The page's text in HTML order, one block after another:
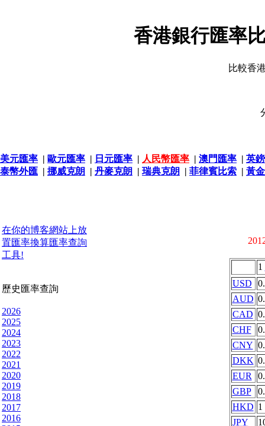
香港銀行匯率
比較香
美元匯率 | 歐元匯率 | 日元匯率 | 人民幣匯率 | 澳門匯率 | 英
泰幣外匯 | 挪威克朗 | 丹麥克朗 | 瑞典克朗 | 菲律賓比索 | 黃
在你的博客網站上放
置匯率換算匯率查詢
工具!
歷史匯率查詢
2026
2025
2024
2023
2022
2021
2020
2019
2018
2017
2016
1
USD
AUD
CAD
CHF
CNY
DKK
EUR
GBP
HKD 1
JPY